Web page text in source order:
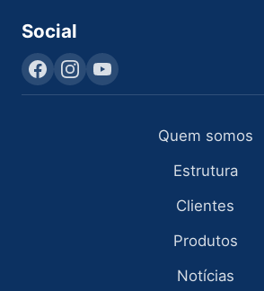
Social
Quem somos
Estrutura
Clientes
Produtos
Notícias